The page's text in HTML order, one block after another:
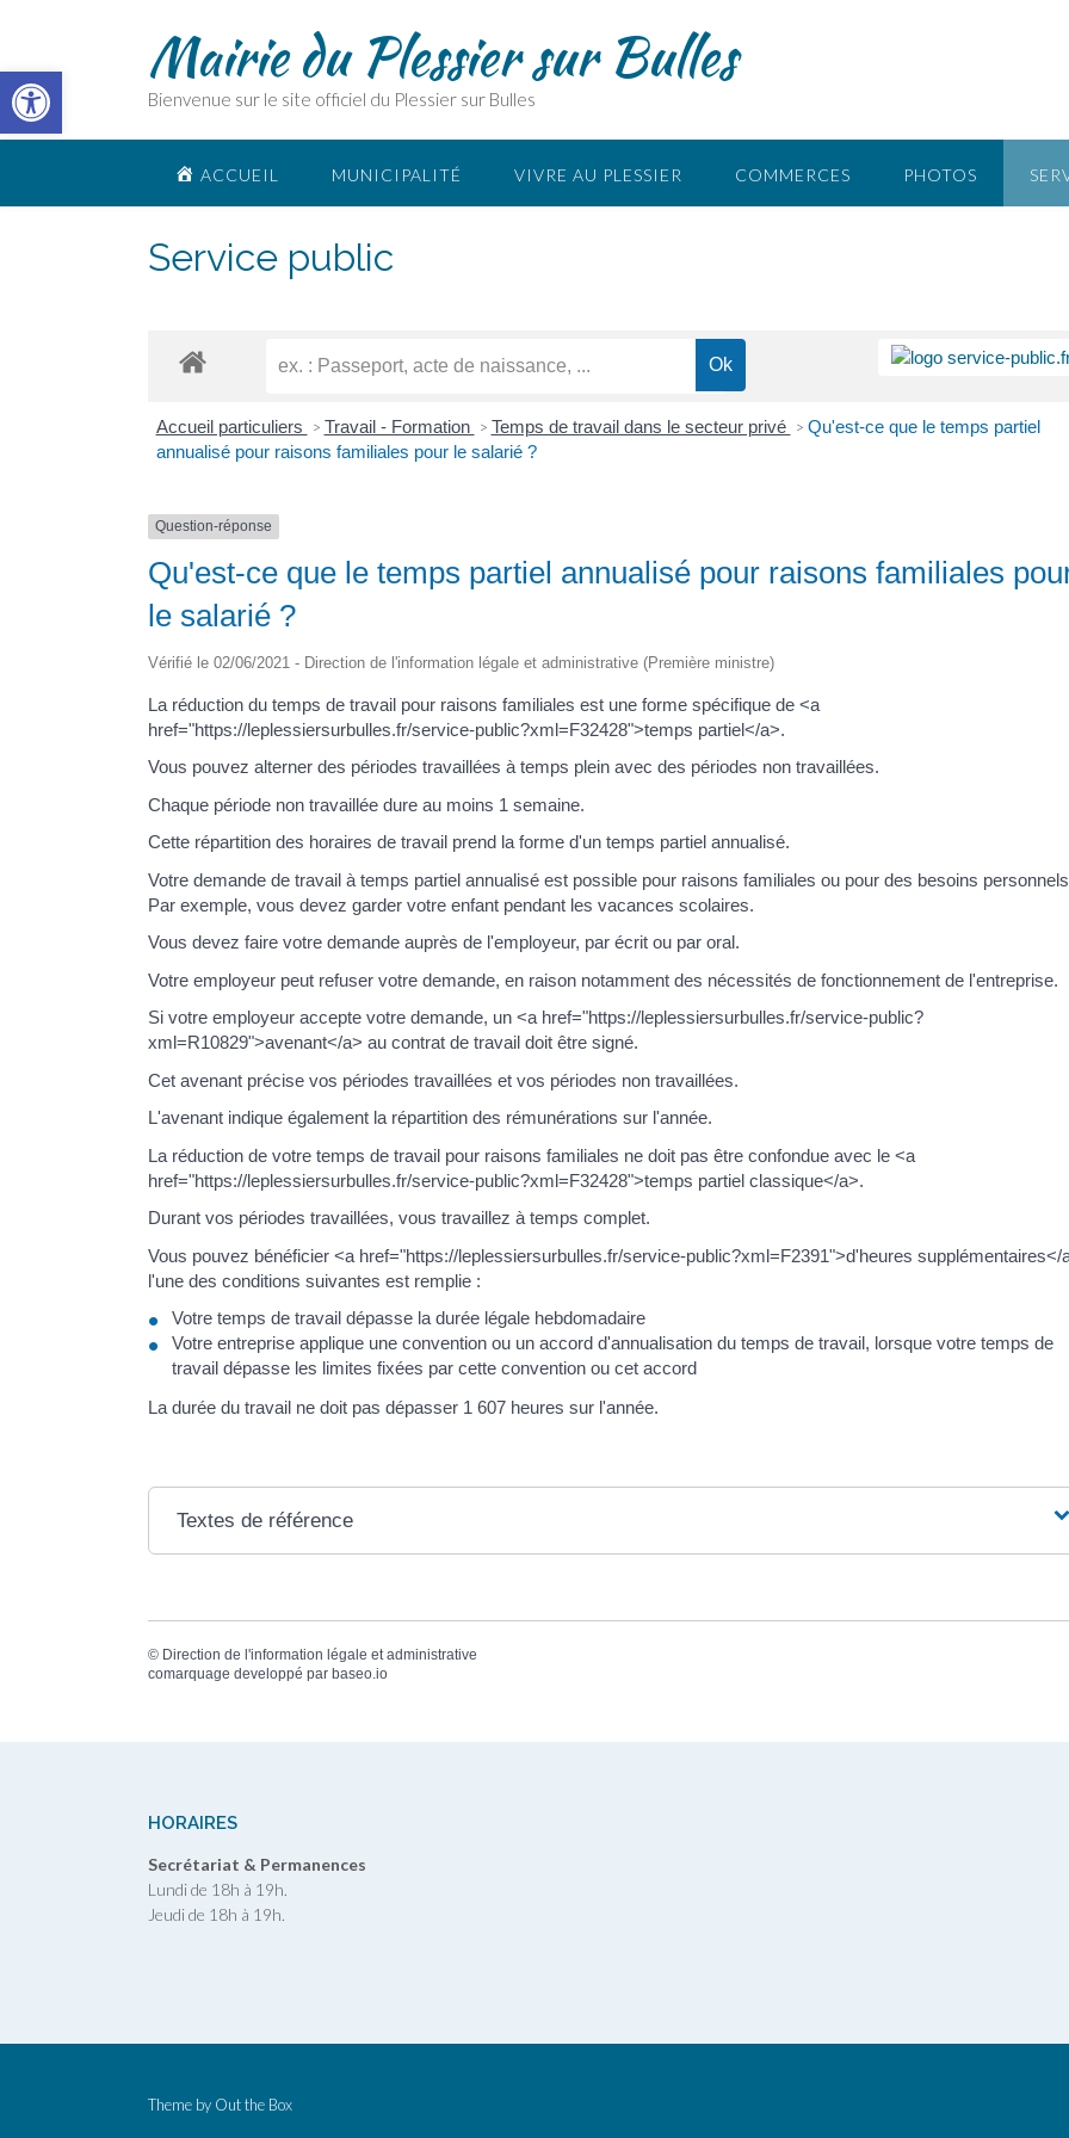
Mairie du Plessier sur Bulles
Bienvenue sur le site officiel du Plessier sur Bulles
ACCUEIL MUNICIPALITÉ VIVRE AU PLESSIER COMMERCES PHOTOS
Service public
Accueil particuliers > Travail - Formation > Temps de travail dans le secteur privé > Qu'est-ce que le temps partiel
annualisé pour raisons familiales pour le salarié ?
Question-réponse
Qu'est-ce que le temps partiel annualisé pour raisons familiales
le salarié ?
Vérifié le 02/06/2021 - Direction de l'information légale et administrative (Première ministre)
La réduction du temps de travail pour raisons familiales est une forme spécifique de <a
href="https://leplessiersurbulles.fr/service-public?xml=F32428">temps partiel</a>.
Vous pouvez alterner des périodes travaillées à temps plein avec des périodes non travaillées.
Chaque période non travaillée dure au moins 1 semaine.
Cette répartition des horaires de travail prend la forme d'un temps partiel annualisé.
Votre demande de travail à temps partiel annualisé est possible pour raisons familiales ou pour des besoins
Par exemple, vous devez garder votre enfant pendant les vacances scolaires.
Vous devez faire votre demande auprès de l'employeur, par écrit ou par oral.
Votre employeur peut refuser votre demande, en raison notamment des nécessités de fonctionnement de l'entreprise.
Si votre employeur accepte votre demande, un <a href="https://leplessiersurbulles.fr/service-public?
xml=R10829">avenant</a> au contrat de travail doit être signé.
Cet avenant précise vos périodes travaillées et vos périodes non travaillées.
L'avenant indique également la répartition des rémunérations sur l'année.
La réduction de votre temps de travail pour raisons familiales ne doit pas être confondue avec le <a
href="https://leplessiersurbulles.fr/service-public?xml=F32428">temps partiel classique</a>.
Durant vos périodes travaillées, vous travaillez à temps complet.
Vous pouvez bénéficier <a href="https://leplessiersurbulles.fr/service-public?xml=F2391">d'heures supplémentaires</
l'une des conditions suivantes est remplie :
Votre temps de travail dépasse la durée légale hebdomadaire
Votre entreprise applique une convention ou un accord d'annualisation du temps de travail, lorsque votre temps de
travail dépasse les limites fixées par cette convention ou cet accord
La durée du travail ne doit pas dépasser 1 607 heures sur l'année.
Textes de référence
© Direction de l'information légale et administrative
comarquage developpé par baseo.io
HORAIRES
Secrétariat & Permanences
Lundi de 18h à 19h.
Jeudi de 18h à 19h.
Theme by Out the Box
Ouvrir la barre d’outils